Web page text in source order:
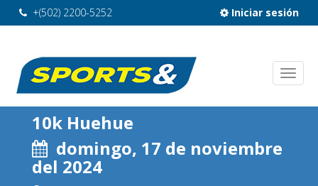
Iniciar sesión
+(502) 2200-5252
10k Huehue
domingo, 17 de noviembre
del 2024